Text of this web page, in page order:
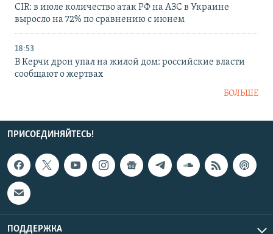
CIR: в июле количество атак РФ на АЗС в Украине
выросло на 72% по сравнению с июнем
18:53
В Керчи дрон упал на жилой дом: российские власти
сообщают о жертвах
БОЛЬШЕ
ПРИСОЕДИНЯЙТЕСЬ!
ПОДДЕРЖКА